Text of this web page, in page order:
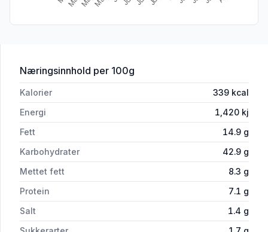
Næringsinnhold for 'Fersk Hvetetortilla Como Mexico
per 100g
Kalorier 339 kcal
Energi
1,420 kj
Fett
14.9 g
Karbohydrater
42.9 g
Mettet fett
8.3 g
Protein
7.1 g
Salt
1.4 g